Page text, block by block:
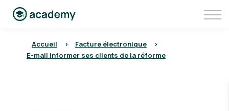
Aller sur Pennylane
Se connecter à Pennylane Academy
Accueil > Facture électronique
>
E-mail informer ses clients de la réforme